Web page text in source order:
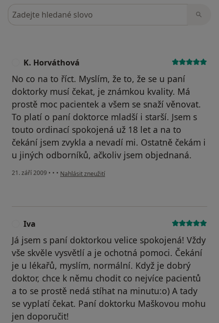
Hledejte v názorech
K. Horváthová
No co na to říct. Myslím, že to, že se u paní
doktorky musí čekat, je známkou kvality. Má
prostě moc pacientek a všem se snaží věnovat.
To platí o paní doktorce mladší i starší. Jsem s
touto ordinací spokojená už 18 let a na to
čekání jsem zvykla a nevadí mi. Ostatně čekám i
u jiných odborníků, ačkoliv jsem objednaná.
21. září 2009 • • • podle názoru uživatele K. Horváthová
Nahlásit zneužití
Iva
Já jsem s paní doktorkou velice spokojená! Vždy
vše skvěle vysvětlí a je ochotná pomoci. Čekání
je u lékařů, myslím, normální. Když je dobrý
doktor, chce k němu chodit co nejvíce pacientů
a to se prostě nedá stíhat na minutu:o) A tady
se vyplatí čekat. Paní doktorku Maškovou mohu
jen doporučit!